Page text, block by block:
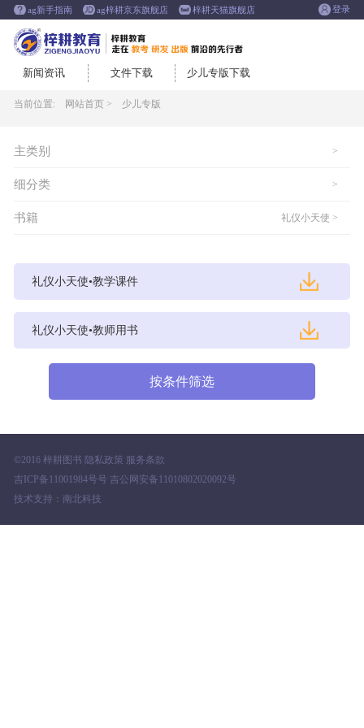
ag新手指南 ag梓耕京东旗舰店 梓耕天猫旗舰店 登录
新闻资讯 文件下载 少儿专版下载
当前位置: 网站首页 > 少儿专版
主类别 >
细分类 >
书籍 礼仪小天使 >
礼仪小天使•教学课件
礼仪小天使•教师用书
©2016 梓耕图书 隐私政策 服务条款
吉ICP备11001984号号 吉公网安备11010802020092号
技术支持：南北科技